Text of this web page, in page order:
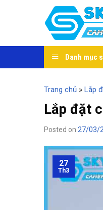
Danh mục
Trang chủ » Lắp
Lắp đặt
Posted on 27/03/
27
Th3